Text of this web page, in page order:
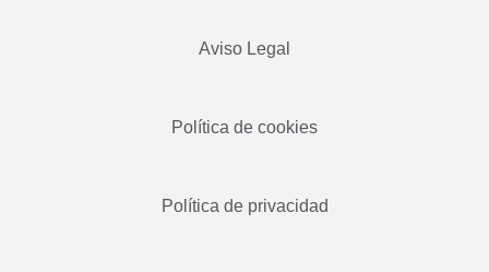
Aviso Legal
Política de cookies
Política de privacidad